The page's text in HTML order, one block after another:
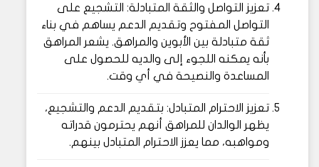
تعزيز التواصل والثقة المتبادلة: التشجيع على
التواصل المفتوح وتقديم الدعم يساهم في بناء
ثقة متبادلة بين الأبوين والمراهق. يشعر المراهق
بأنه يمكنه اللجوء إلى والديه للحصول على
المساعدة والنصيحة في أي وقت.
تعزيز الاحترام المتبادل: بتقديم الدعم والتشجيع،
يظهر الوالدان للمراهق أنهم يحترمون قدراته
ومواهبه، مما يعزز الاحترام المتبادل بينهم.